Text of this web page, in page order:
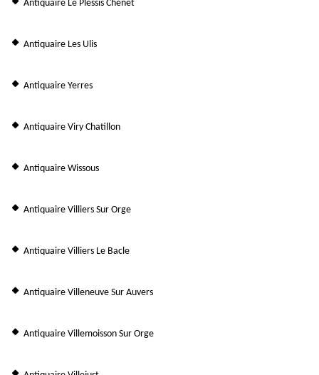
Antiquaire Le Plessis Chenet
Antiquaire Les Ulis
Antiquaire Yerres
Antiquaire Viry Chatillon
Antiquaire Wissous
Antiquaire Villiers Sur Orge
Antiquaire Villiers Le Bacle
Antiquaire Villeneuve Sur Auvers
Antiquaire Villemoisson Sur Orge